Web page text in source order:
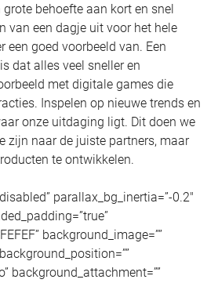
behoefte aan kort en snel
van een dagje uit voor het hele
een goed voorbeeld van. Een
dat alles veel sneller en
met digitale games die
Inspelen op nieuwe trends en
onze uitdaging ligt. Dit doen we
zijn naar de juiste partners, maar
te ontwikkelen.
parallax_bg_inertia=”-0.2″
background_image=””
background_attachment=””